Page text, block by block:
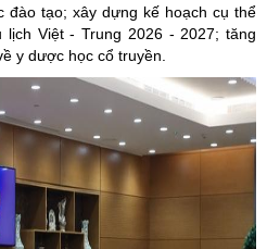
đào tạo; xây dựng kế hoạch cụ thể
Việt - Trung 2026 - 2027; tăng
y dược học cổ truyền.